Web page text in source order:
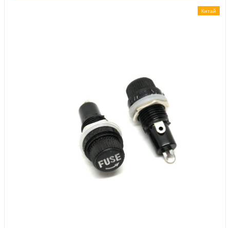
Китай